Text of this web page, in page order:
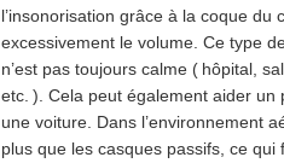
l’insonorisation grâce à la coque du
excessivement le volume. Ce type
n’est pas toujours calme ( hôpital,
etc. ). Cela peut également aider un
une voiture. Dans l’environnement
plus que les casques passifs, ce qui